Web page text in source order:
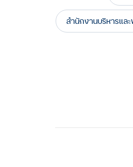
สำนักงานบริหารแ